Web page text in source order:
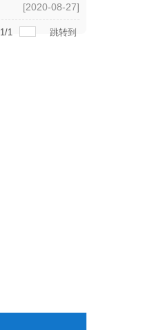
[2020-08-27]
1/1 跳转到